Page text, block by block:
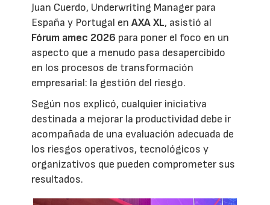
Juan Cuerdo, Underwriting Manager para
España y Portugal enAXA XL, asistió al
Fórum amec 2026 para poner el foco en un
aspecto que a menudo pasa desapercibido
en los procesos de transformación
empresarial: la gestión del riesgo.
Según nos explicó, cualquier iniciativa
destinada a mejorar la productividad debe ir
acompañada de una evaluación adecuada de
los riesgos operativos, tecnológicos y
organizativos que pueden comprometer sus
resultados.